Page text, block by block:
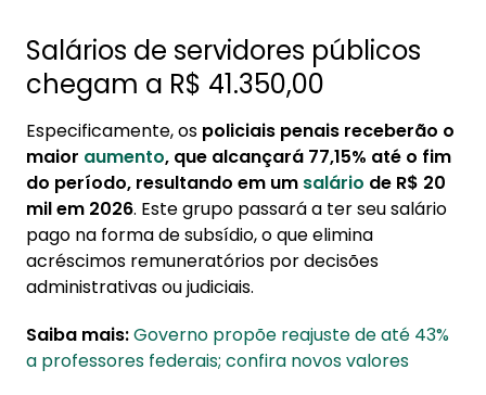
Salários de servidores públicos
chegam a R$ 41.350,00
Especificamente, os policiais penais receberão o
maior aumento, que alcançará 77,15% até o fim
do período, resultando em um salário de R$ 20
mil em 2026. Este grupo passará a ter seu salário
pago na forma de subsídio, o que elimina
acréscimos remuneratórios por decisões
administrativas ou judiciais.
Saiba mais:Governo propõe reajuste de até 43%
a professores federais; confira novos valores